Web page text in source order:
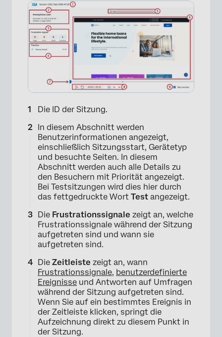
Die ID der Sitzung.
In diesem Abschnitt werden
Benutzerinformationen angezeigt,
einschließlich Sitzungsstart, Gerätetyp
und besuchte Seiten. In diesem
Abschnitt werden auch alle Details zu
den Besuchern mit Priorität angezeigt.
Bei Testsitzungen wird dies hier durch
das fettgedruckte Wort Test angezeigt.
Die Frustrationssignale zeigt an, welche
Frustrationssignale während der Sitzung
aufgetreten sind und wann sie
aufgetreten sind.
Die Zeitleiste zeigt an, wann
Frustrationssignale, benutzerdefinierte
Ereignisse und Antworten auf Umfragen
während der Sitzung aufgetreten sind.
Wenn Sie auf ein bestimmtes Ereignis in
der Zeitleiste klicken, springt die
Aufzeichnung direkt zu diesem Punkt in
der Sitzung.